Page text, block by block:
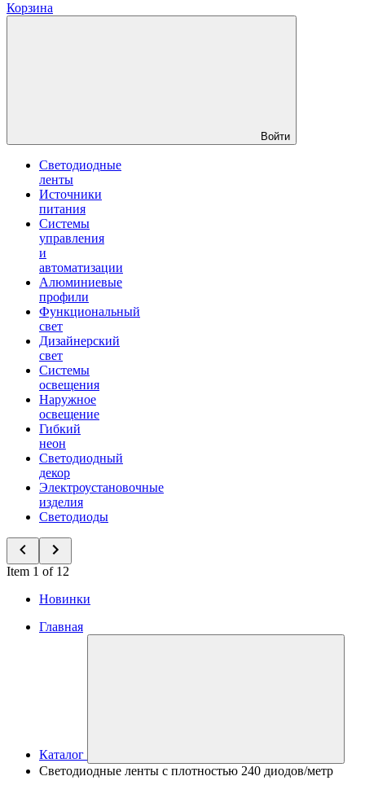
Корзина
Войти
Светодиодные
ленты
Источники
питания
Системы
управления
и
автоматизации
Алюминиевые
профили
Функциональный
свет
Дизайнерский
свет
Системы
освещения
Наружное
освещение
Гибкий
неон
Светодиодный
декор
Электроустановочные
изделия
Светодиоды
Item 1 of 12
Новинки
Главная
Каталог
Светодиодные ленты с плотностью 240 диодов/метр